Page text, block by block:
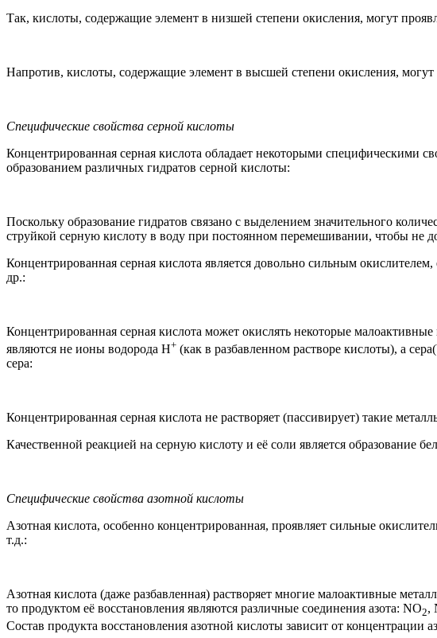
Так, кислоты, содержащие элемент в низшей степени окисления, могут
Напротив, кислоты, содержащие элемент в высшей степени окисления, могут
Специфические свойства серной кислоты
Концентрированная серная кислота обладает некоторыми
образованием различных гидратов серной кислоты:
Поскольку образование гидратов связано с выделением значительного
струйкой серную кислоту в воду при постоянном перемешивании, чтобы не
Концентрированная серная кислота является довольно сильным
др.:
Концентрированная серная кислота может окислять некоторые
являются не ионы водорода H+ (как в разбавленном растворе кислоты), a
сера:
Концентрированная серная кислота не растворяет (пассивирует) такие
Качественной реакцией на серную кислоту и её соли является образование
Специфические свойства азотной кислоты
Азотная кислота, особенно концентрированная, проявляет сильные
т.д.:
Азотная кислота (даже разбавленная) растворяет многие малоактивные
то продуктом её восстановления являются различные соединения азота: NO2,
Состав продукта восстановления азотной кислоты зависит от